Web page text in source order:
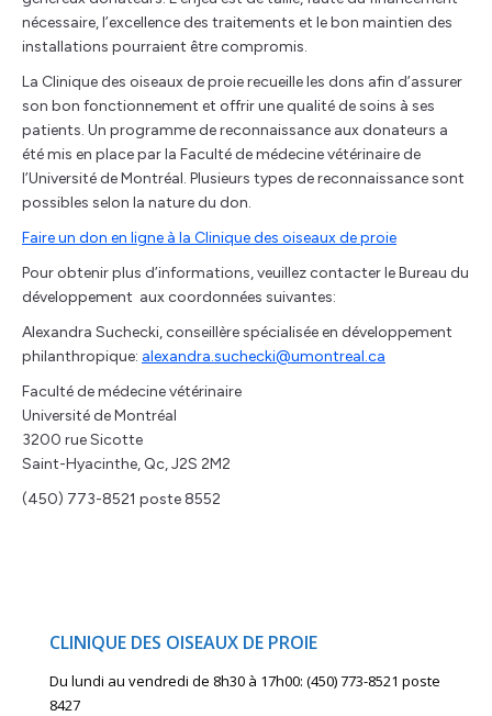
nécessaire, l’excellence des traitements et le bon maintien des
installations pourraient être compromis.
La Clinique des oiseaux de proie recueille les dons afin d’assurer
son bon fonctionnement et offrir une qualité de soins à ses
patients. Un programme de reconnaissance aux donateurs a
été mis en place par la Faculté de médecine vétérinaire de
l’Université de Montréal. Plusieurs types de reconnaissance sont
possibles selon la nature du don.
Faire un don en ligne à la Clinique des oiseaux de proie
Pour obtenir plus d’informations, veuillez contacter le Bureau du
développement aux coordonnées suivantes:
Alexandra Suchecki, conseillère spécialisée en développement
philanthropique: alexandra.suchecki@umontreal.ca
Faculté de médecine vétérinaire
Université de Montréal
3200 rue Sicotte
Saint-Hyacinthe, Qc, J2S 2M2
(450) 773-8521 poste 8552
CLINIQUE DES OISEAUX DE PROIE
Du lundi au vendredi de 8h30 à 17h00: (450) 773-8521 poste
8427